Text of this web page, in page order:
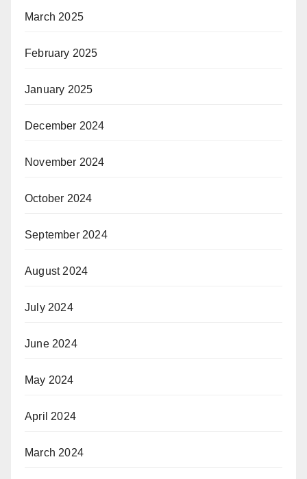
March 2025
February 2025
January 2025
December 2024
November 2024
October 2024
September 2024
August 2024
July 2024
June 2024
May 2024
April 2024
March 2024